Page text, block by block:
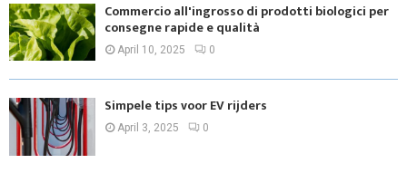
Commercio all'ingrosso di prodotti biologici per
consegne rapide e qualità
April 10, 2025 0
Simpele tips voor EV rijders
April 3, 2025 0